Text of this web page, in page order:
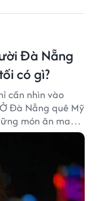
Đà Nẵng
có gì?
cần nhìn vào
Đà Nẵng quê Mỹ
món ăn mang